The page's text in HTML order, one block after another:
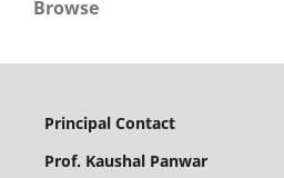
Browse
Principal Contact
Prof. Kaushal Panwar